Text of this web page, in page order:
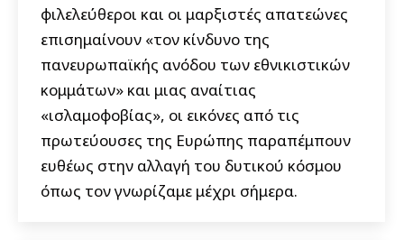
φιλελεύθεροι και οι μαρξιστές απατεώνες
επισημαίνουν «τον κίνδυνο της
πανευρωπαϊκής ανόδου των εθνικιστικών
κομμάτων» και μιας αναίτιας
«ισλαμοφοβίας», οι εικόνες από τις
πρωτεύουσες της Ευρώπης παραπέμπουν
ευθέως στην αλλαγή του δυτικού κόσμου
όπως τον γνωρίζαμε μέχρι σήμερα.